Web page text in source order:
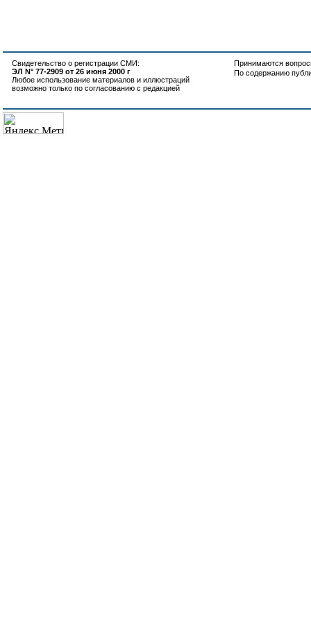
Свидетельство о регистрации СМИ:
ЭЛ N° 77-2909 от 26 июня 2000 г
Любое использование материалов и иллюстраций
возможно только по согласованию с редакцией
Принимаются
По содержанию